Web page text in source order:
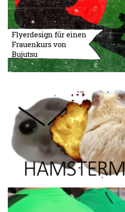
Flyerdesign für einen
Frauenkurs von
Bujutsu